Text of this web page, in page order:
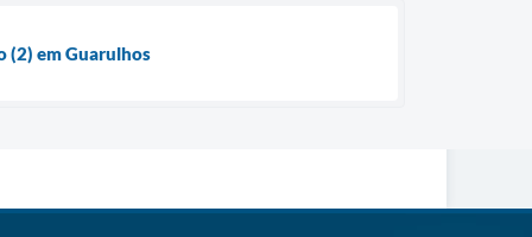
(2) em Guarulhos